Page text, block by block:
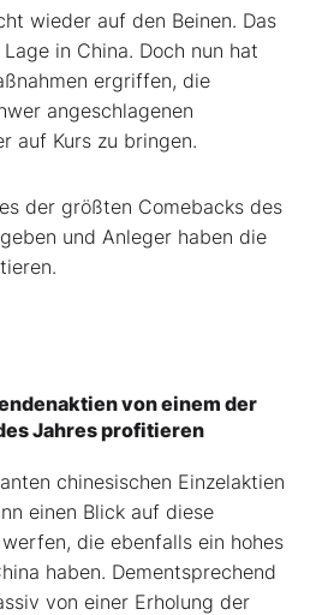
wieder auf den Beinen. Das
in China. Doch nun hat
ergriffen, die
angeschlagenen
auf Kurs zu bringen.
der größten Comebacks des
und Anleger haben die
von einem der
Jahres profitieren
chinesischen Einzelaktien
einen Blick auf diese
die ebenfalls ein hohes
haben. Dementsprechend
von einer Erholung der